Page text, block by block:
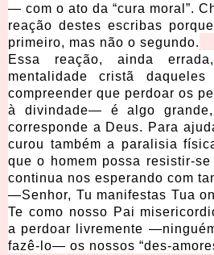
— com o ato da “cura moral”.
reação destes escribas
primeiro, mas não o segundo.
Essa reação, ainda
mentalidade cristã daqueles
compreender que perdoar os
à divindade— é algo
corresponde a Deus. Para
curou também a paralisia
que o homem possa resistir-
continua nos esperando com
—Senhor, Tu manifestas Tua
Te como nosso Pai
a perdoar livremente
fazê-lo— os nossos “des-